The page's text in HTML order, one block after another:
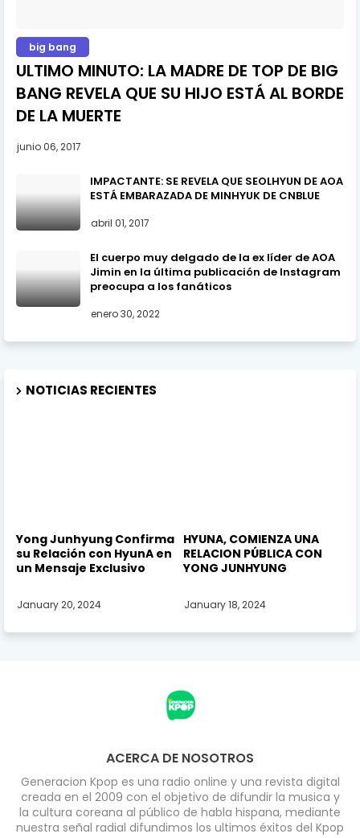
big bang
ULTIMO MINUTO: LA MADRE DE TOP DE BIG
BANG REVELA QUE SU HIJO ESTÁ AL BORDE
DE LA MUERTE
junio 06, 2017
IMPACTANTE: SE REVELA QUE SEOLHYUN DE AOA
ESTÁ EMBARAZADA DE MINHYUK DE CNBLUE
abril 01, 2017
El cuerpo muy delgado de la ex líder de AOA
Jimin en la última publicación de Instagram
preocupa a los fanáticos
enero 30, 2022
NOTICIAS RECIENTES
Yong Junhyung Confirma
su Relación con HyunA en
un Mensaje Exclusivo
January 20, 2024
HYUNA, COMIENZA UNA
RELACION PÚBLICA CON
YONG JUNHYUNG
January 18, 2024
ACERCA DE NOSOTROS
Generacion Kpop es una radio online y una revista digital
creada en el 2009 con el objetivo de difundir la musica y
la cultura coreana al público de habla hispana, mediante
nuestra señal radial difundimos los ultimos éxitos del Kpop